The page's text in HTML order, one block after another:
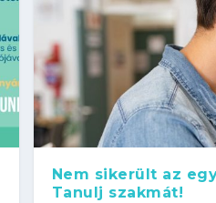
Nem sikerült az
Tanulj szakmát!